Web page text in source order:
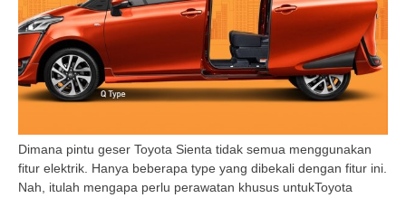
Dimana pintu geser Toyota Sienta tidak semua menggunakan
fitur elektrik. Hanya beberapa type yang dibekali dengan fitur ini.
Nah, itulah mengapa perlu perawatan khusus untukToyota